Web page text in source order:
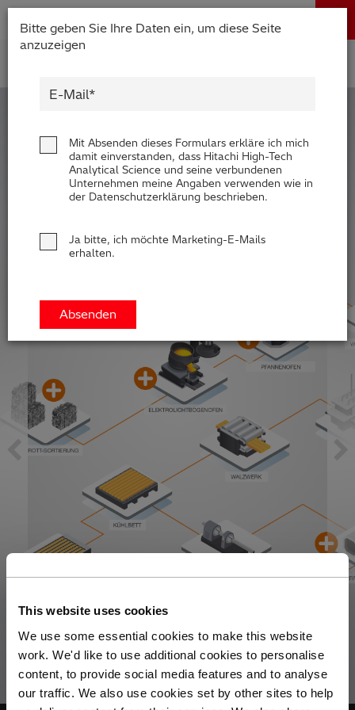
This website uses cookies
We use some essential cookies to make this website
work. We'd like to use additional cookies to personalise
content, to provide social media features and to analyse
our traffic. We also use cookies set by other sites to help
Bitte geben Sie Ihre Daten ein, um diese Seite
anzuzeigen
Mit Absenden dieses Formulars erkläre ich mich
damit einverstanden, dass Hitachi High-Tech
Analytical Science und seine verbundenen
Unternehmen meine Angaben verwenden wie in
der Datenschutzerklärung beschrieben.
Ja bitte, ich möchte Marketing-E-Mails
erhalten.
Produkte
RFA Handgeräte / LIBS Handgeräte
RFA Tischgeräte
Optische Emissionsspektrometer
Anwendungsbereiche
Qualitätssicherung / -kontrolle
Metallproduktion / Gießereien
Sicherheitsprüfung (PMI)
Schrottsortierung / Recycling
Maschinenbau
Metallveredelung / -galvanisierung / beschichtung
Elektronik
Edelmetalle / Schmuck
Umweltanalyse
Warum Hitachi
Blog, News & Veranstaltungen
Webinare
Produkt-Demo
Downloads
Service-Zentren
Produkt Service
FAQs
Tutorial Videos
Kontaktieren Sie uns
日本語 (JP)
ELEKTROSTAHLWERK
Klicken Sie auf
in jeder Prozessstufe, um
die beste Metallanalysemethode
Produktions- und Qualitätskontrolle zu finden.